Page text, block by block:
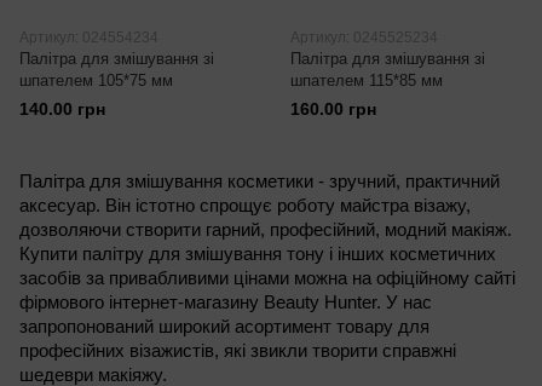
Артикул: 024554234
Палітра для змішування зі
шпателем 105*75 мм
140.00 грн
Артикул: 0245525234
Палітра для змішування зі
шпателем 115*85 мм
160.00 грн
Палітра для змішування косметики - зручний, практичний
аксесуар. Він істотно спрощує роботу майстра візажу,
дозволяючи створити гарний, професійний, модний макіяж.
Купити палітру для змішування тону і інших косметичних
засобів за привабливими цінами можна на офіційному сайті
фірмового інтернет-магазину Beauty Hunter. У нас
запропонований широкий асортимент товару для
професійних візажистів, які звикли творити справжні
шедеври макіяжу.